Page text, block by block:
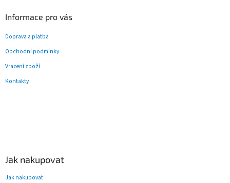
Informace pro vás
Doprava a platba
Obchodní podmínky
Vracení zboží
Kontakty
Jak nakupovat
Jak nakupovat